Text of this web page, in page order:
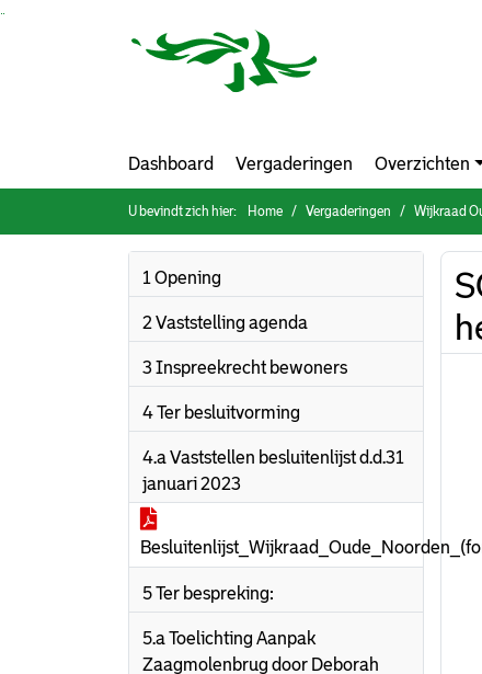
Ga naar de inhoud van deze pagina
Dashboard Vergaderingen Overzichten
U bevindt zich hier: Home Vergaderingen Wijkraad
1 Opening
2 Vaststelling agenda
3 Inspreekrecht bewoners
4 Ter besluitvorming
4.a Vaststellen besluitenlijst d.d.31
januari 2023
5 Ter bespreking:
5.a Toelichting Aanpak
Zaagmolenbrug door Deborah